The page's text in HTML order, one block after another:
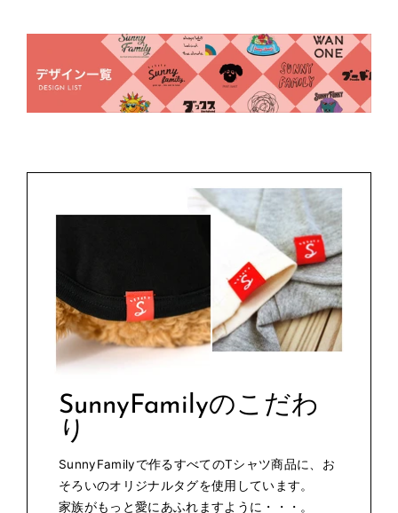
SunnyFamilyのこだわ
り
SunnyFamilyで作るすべてのTシャツ商品に、お
そろいのオリジナルタグを使用しています。
家族がもっと愛にあふれますように・・・。